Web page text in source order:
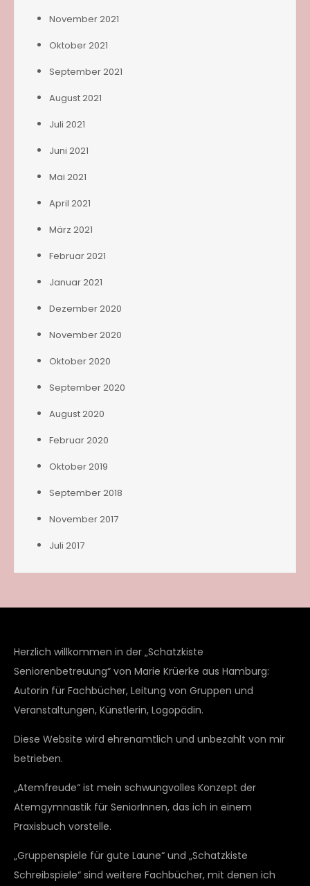
November 2021
Oktober 2021
September 2021
August 2021
Juli 2021
Juni 2021
Mai 2021
April 2021
März 2021
Februar 2021
Januar 2021
Dezember 2020
November 2020
Oktober 2020
September 2020
August 2020
Februar 2020
Oktober 2019
September 2018
November 2017
Juli 2017
Herzlich willkommen in der „Schatzkiste
Seniorenbetreuung“ von Marie Krüerke aus Hamburg:
Autorin für Fachbücher, Leitung von Gruppen und
Veranstaltungen, Künstlerin, Logopädin.
Diese Website wird ehrenamtlich und unbezahlt von mir
betrieben.
„Atemfreude“ ist mein schwungvolles Konzept der
Atemgymnastik für SeniorInnen, das ich in einem
Praxisbuch vorstelle.
„Gruppenspiele für gute Laune“ und „Schatzkiste
Schreibspiele“ sind weitere Fachbücher, mit denen ich